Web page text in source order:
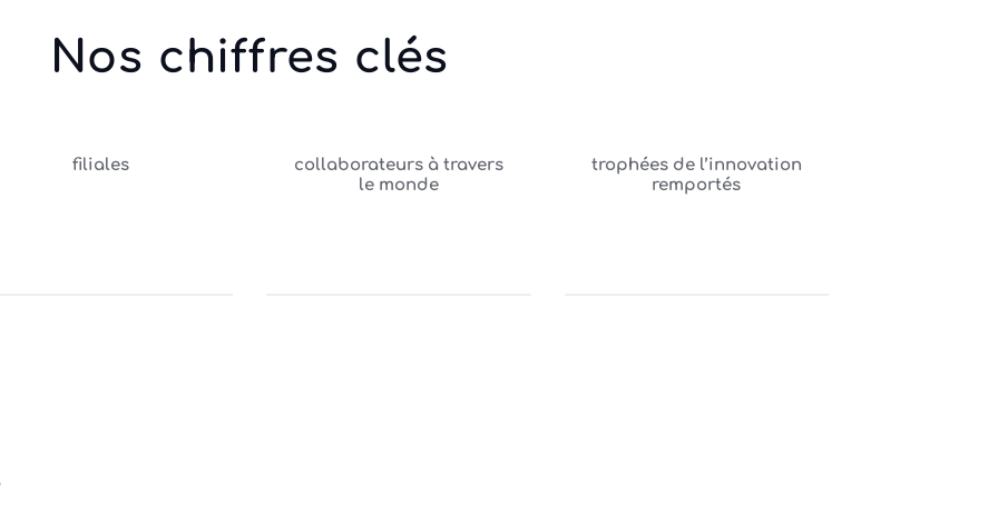
Nos chiffres clés
filiales
collaborateurs à travers
le monde
trophées de l’innovation
remportés